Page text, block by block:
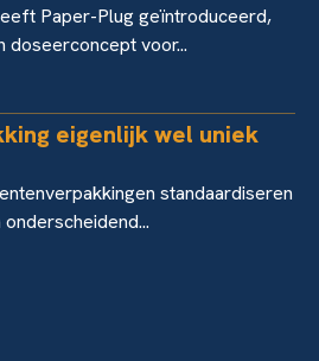
Paper-Plug geïntroduceerd,
doseerconcept voor...
eigenlijk wel uniek
standaardiseren